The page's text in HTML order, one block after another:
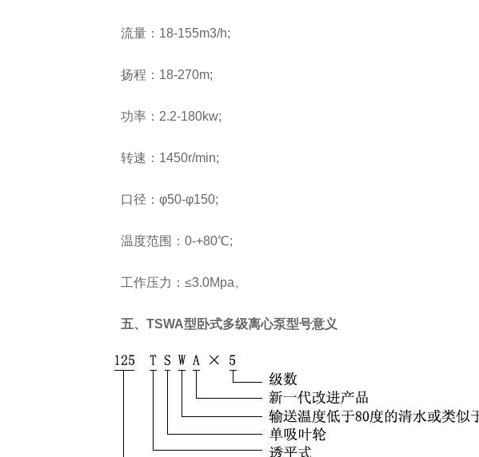
流量：18-155m3/h;
扬程：18-270m;
功率：2.2-180kw;
转速：1450r/min;
口径：φ50-φ150;
温度范围：0-+80℃;
工作压力：≤3.0Mpa。
五、TSWA型卧式多级离心泵型号意义